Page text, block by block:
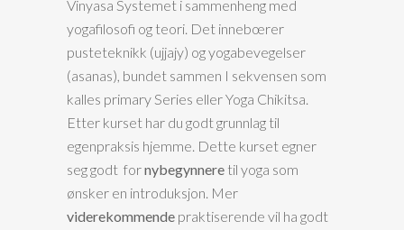
Vinyasa Systemet i sammenheng med
yogafilosofi og teori. Det innebœrer
pusteteknikk (ujjajy) og yogabevegelser
(asanas), bundet sammen I sekvensen som
kalles primary Series eller Yoga Chikitsa.
Etter kurset har du godt grunnlag til
egenpraksis hjemme. Dette kurset egner
seg godt fornybegynnere til yoga som
ønsker en introduksjon. Mer
viderekommende praktiserende vil ha godt